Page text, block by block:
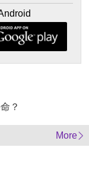
？
More